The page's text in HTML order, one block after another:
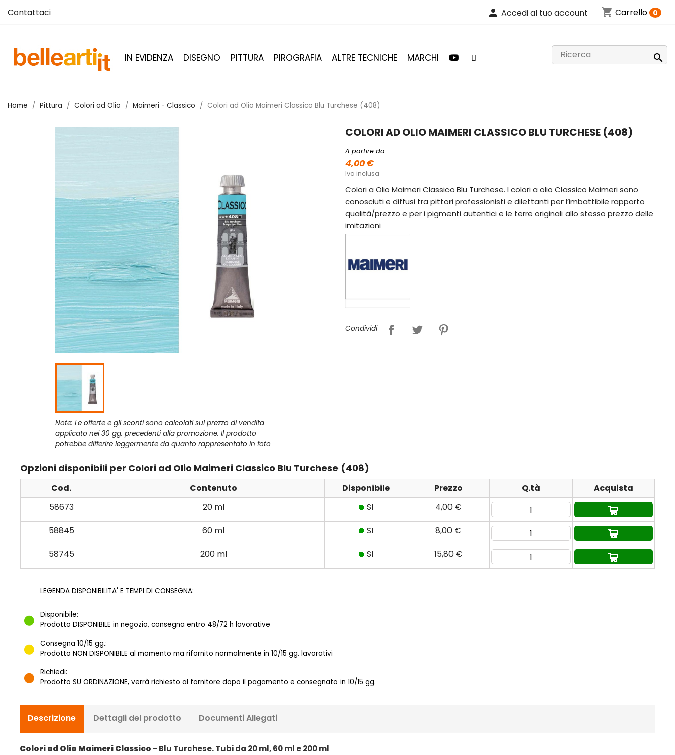
Contattaci person Accedi al tuo account shopping_cart Carrello 0
IN EVIDENZA DISEGNO PITTURA PIROGRAFIA ALTRE TECNICHE MARCHI 
Home Pittura Colori ad Olio Maimeri - Classico Colori ad Olio Maimeri Classico Blu Turchese (408)
Note: Le offerte e gli sconti sono calcolati sul prezzo di vendita
applicato nei 30 gg. precedenti alla promozione. Il prodotto
potrebbe differire leggermente da quanto rappresentato in foto
COLORI AD OLIO MAIMERI CLASSICO BLU TURCHESE (408)
A partire da
4,00 €
Iva inclusa
Colori a Olio Maimeri Classico Blu Turchese. I colori a olio Classico Maimeri sono
conosciuti e diffusi tra pittori professionisti e dilettanti per l’imbattibile rapporto
qualità/prezzo e per i pigmenti autentici e le terre originali allo stesso prezzo delle
imitazioni
Condividi
Opzioni disponibili per Colori ad Olio Maimeri Classico Blu Turchese (408)
Cod. Contenuto Disponibile Prezzo Q.tà
Acquista
58673
20 ml SI 4,00 €
58845 60 ml SI 8,00 €
58745 200 ml SI 15,80 €
LEGENDA DISPONIBILITA' E TEMPI DI CONSEGNA:
Disponibile:
Prodotto DISPONIBILE in negozio, consegna entro 48/72 h lavorative
Consegna 10/15 gg.:
Prodotto NON DISPONIBILE al momento ma rifornito normalmente in 10/15 gg. lavorativi
Richiedi:
Prodotto SU ORDINAZIONE, verrà richiesto al fornitore dopo il pagamento e consegnato in 10/15 gg.
Descrizione Dettagli del prodotto Documenti Allegati
Colori ad Olio Maimeri Classico - Blu Turchese. Tubi da 20 ml, 60 ml e 200 ml